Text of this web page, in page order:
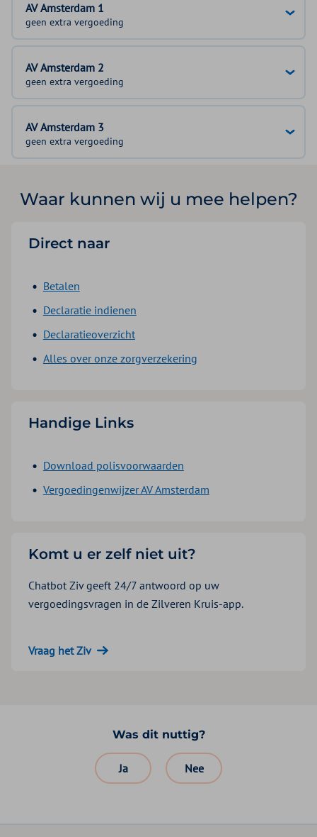
AV Amsterdam 1
geen extra vergoeding
AV Amsterdam 2
geen extra vergoeding
AV Amsterdam 3
geen extra vergoeding
Waar kunnen wij u mee helpen?
Direct naar
Betalen
Declaratie indienen
Declaratieoverzicht
Alles over onze zorgverzekering
Handige Links
Download polisvoorwaarden
Vergoedingenwijzer AV Amsterdam
Komt u er zelf niet uit?
Chatbot Ziv geeft 24/7 antwoord op uw
vergoedingsvragen in de Zilveren Kruis-app.
Vraag het Ziv
Was dit nuttig?
Ja Nee